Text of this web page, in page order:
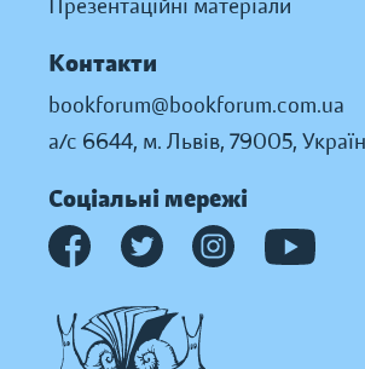
Презентаційні матеріали
Контакти
bookforum@bookforum.com.ua
а/с 6644, м. Львів, 79005,
Соціальні мережі